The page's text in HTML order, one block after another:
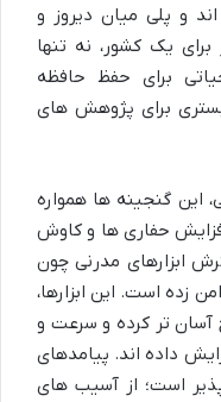
و پلی میان دیروز و
برای یک کشور، نه تنها
برای حفظ حافظه
برای پژوهش های
این گنجینه ها همواره
حفاری ها و کاوش
ابزارهای مدرنی چون
زده است. این ابزارها،
آسان تر کرده و سرعت و
داده اند. پیامدهای
است؛ از آسیب های